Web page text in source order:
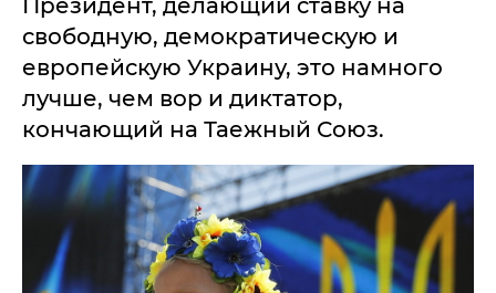
Президент, делающий ставку на
свободную, демократическую и
европейскую Украину, это намного
лучше, чем вор и диктатор,
кончающий на Таежный Союз.